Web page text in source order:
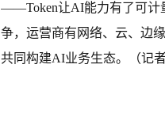
——Token让AI能力有了可计
争，运营商有网络、云、边
共同构建AI业务生态。（记者